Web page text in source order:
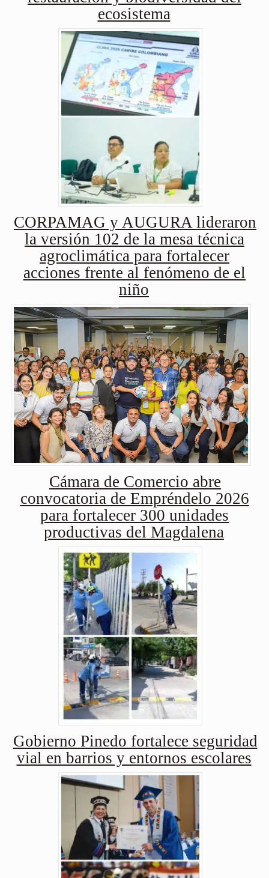
ecosistema
CORPAMAG y AUGURA lideraron
la versión 102 de la mesa técnica
agroclimática para fortalecer
acciones frente al fenómeno de el
niño
Cámara de Comercio abre
convocatoria de Empréndelo 2026
para fortalecer 300 unidades
productivas del Magdalena
Gobierno Pinedo fortalece seguridad
vial en barrios y entornos escolares